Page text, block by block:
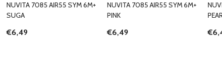
NUVITA 7085 AIR55 SYM 6M+
SUGA
€6,49
NUVITA 7085 AIR55 SYM 6M+
PINK
€6,49